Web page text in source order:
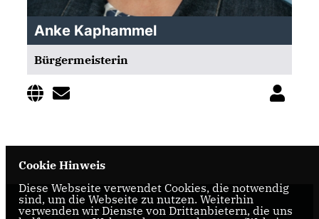
Anke Kaphammel
Bürgermeisterin
Internetseite der CDU-Fraktion im Rat der Stadt
Cookie Hinweis
Diese Webseite verwendet Cookies, die notwendig
sind, um die Webseite zu nutzen. Weiterhin
verwenden wir Dienste von Drittanbietern, die uns